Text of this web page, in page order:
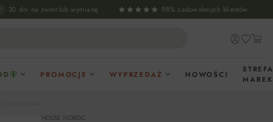
30 dni na zwrot lub wymianę 98% zadowolonych klientów
PROMOCJE WYPRZEDAŻ NOWOŚCI
STREFA
MAREK
HOUSE NORDIC